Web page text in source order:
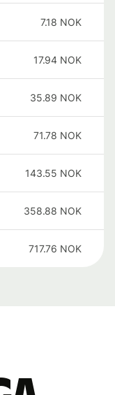
7.18 NOK
17.94 NOK
35.89 NOK
71.78 NOK
143.55 NOK
358.88 NOK
717.76 NOK